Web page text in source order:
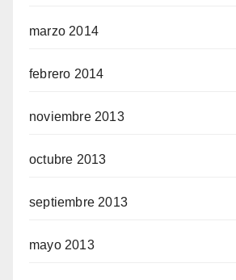
marzo 2014
febrero 2014
noviembre 2013
octubre 2013
septiembre 2013
mayo 2013